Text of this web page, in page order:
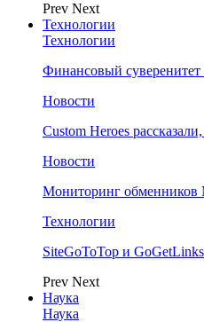
Prev Next
Технологии
Технологии
Финансовый суверенитет
Новости
Custom Heroes
Новости
Мониторинг обменников
Технологии
SiteGoToTop и
Prev Next
Наука
Наука